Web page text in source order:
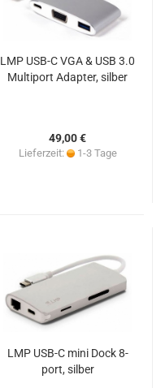
LMP USB-C VGA & USB 3.0
Multiport Adapter, silber
49,00 €
Lieferzeit: 1-3 Tage
LMP USB-C mini Dock 8-
port, silber